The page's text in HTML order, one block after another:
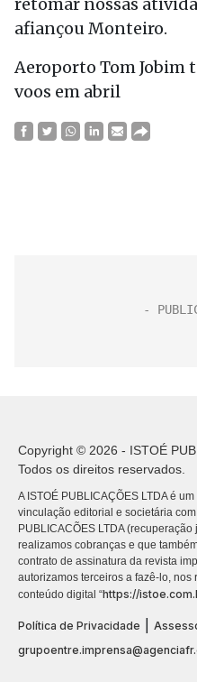
afiançou Monteiro.
Aeroporto Tom Jobim
voos em abril
Copyright © 2026 - ISTOÉ
Todos os direitos reservados.
A ISTOÉ PUBLICAÇÕES LTDA é
vinculação editorial e societária
PUBLICACÕES LTDA
realizamos cobranças e que
contrato de assinatura da revista
autorizamos terceiros a fazê-lo,
conteúdo digital “https://
Política de Privacidade